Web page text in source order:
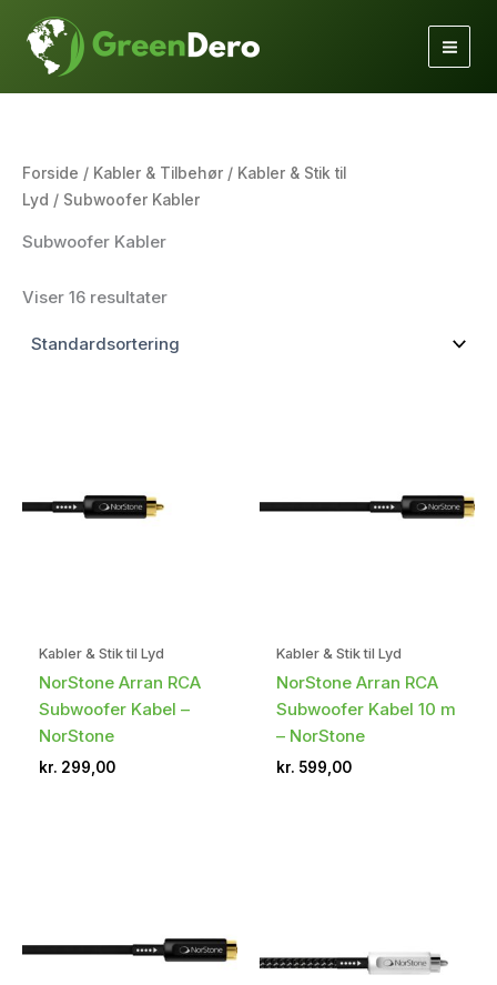
indholdet
Forside / Kabler & Tilbehør / Kabler & Stik til
Lyd / Subwoofer Kabler
Subwoofer Kabler
Viser 16 resultater
Kabler & Stik til Lyd
NorStone Arran RCA
Subwoofer Kabel –
NorStone
kr. 299,00
Kabler & Stik til Lyd
NorStone Arran RCA
Subwoofer Kabel 10 m
– NorStone
kr. 599,00